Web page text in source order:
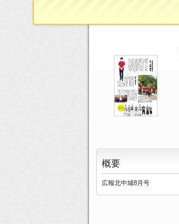
概要
広報北中城8月号